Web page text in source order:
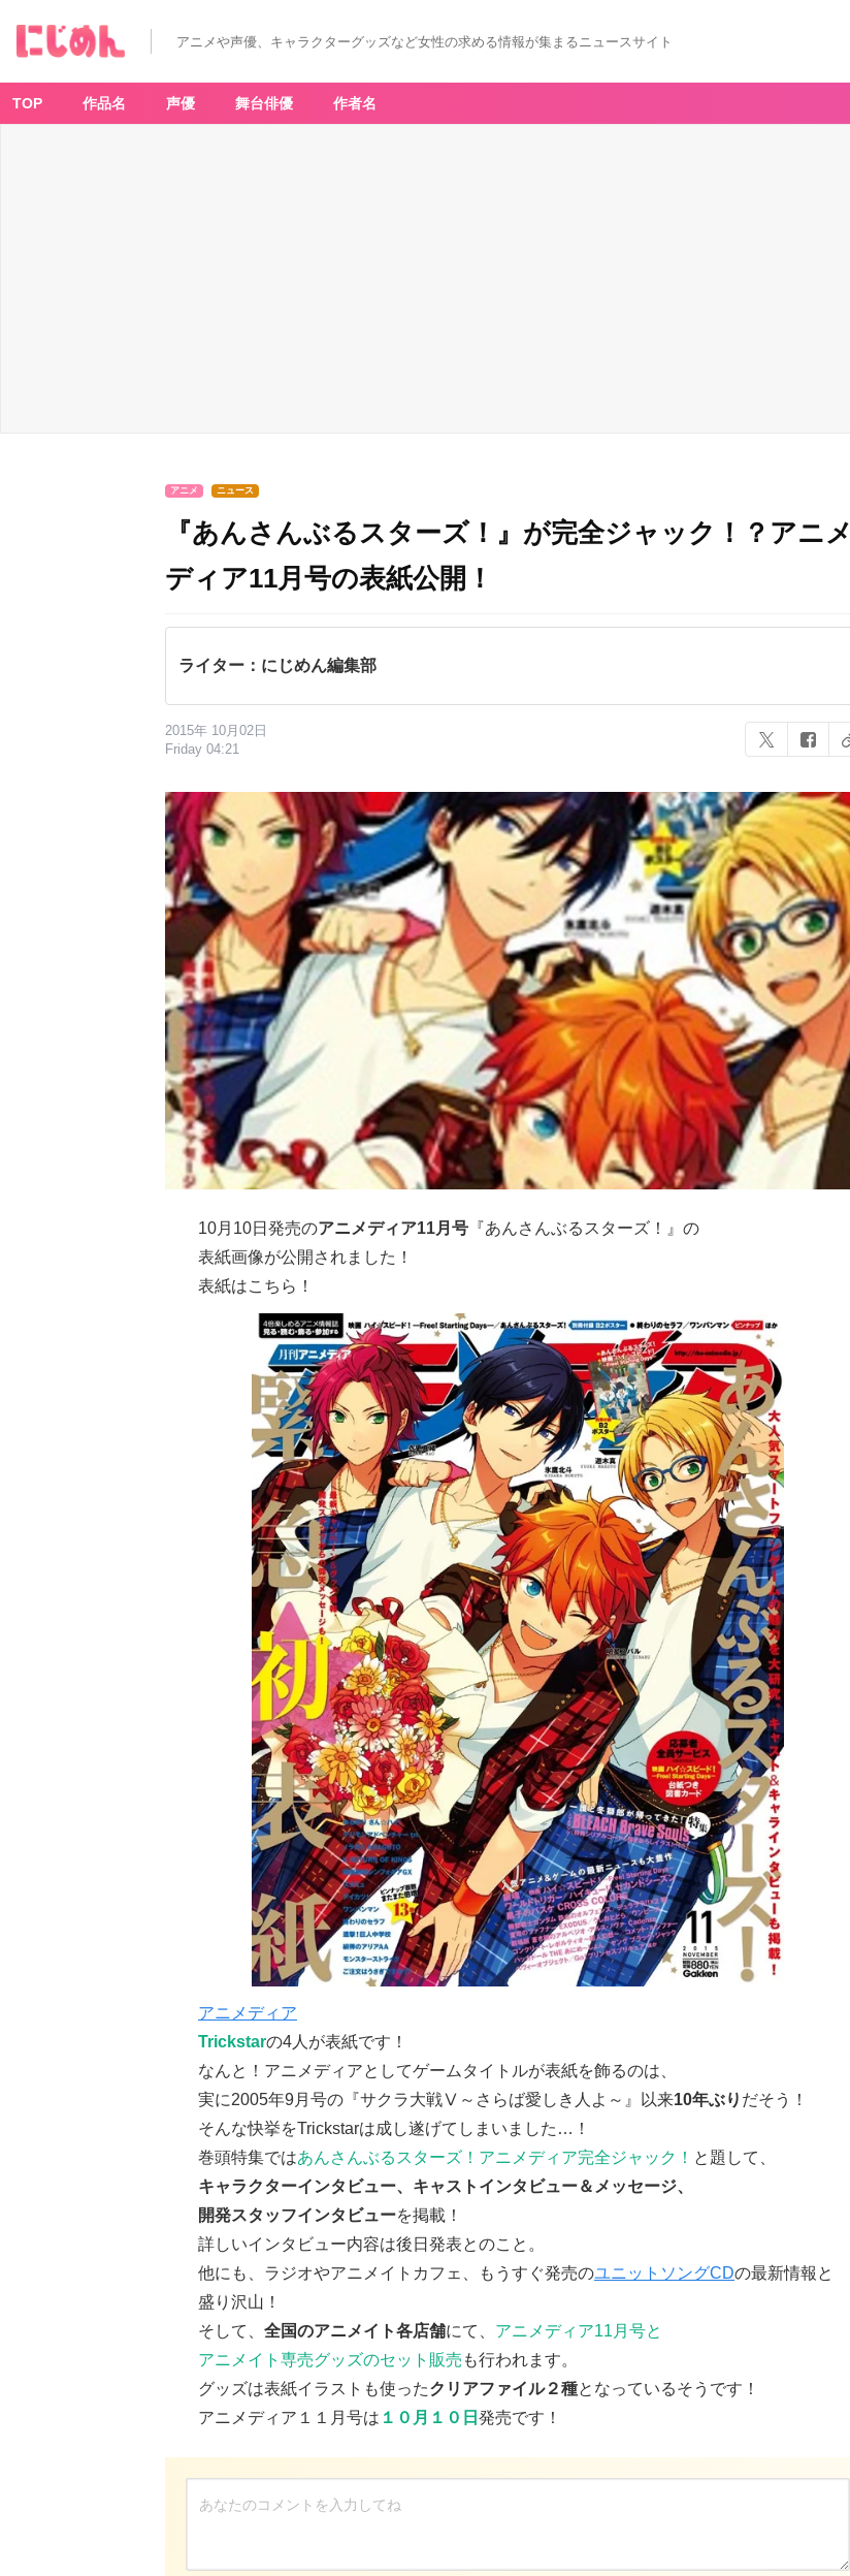
アニメや声優、キャラクターグッズなど女性の求める情報が集まるニュースサイト
TOP 作品名 声優 舞台俳優 作者名
アニメ ニュース
『あんさんぶるスターズ！』が完全ジャック！？アニメ
ディア11月号の表紙公開！
ライター：にじめん編集部
2015年 10月02日
Friday 04:21
10月10日発売のアニメディア11月号 『あんさんぶるスターズ！』の
表紙画像が公開されました！
表紙はこちら！
アニメディア
Trickstarの4人が表紙です！
なんと！アニメディアとしてゲームタイトルが表紙を飾るのは、
実に2005年9月号の『サクラ大戦Ⅴ～さらば愛しき人よ～』以来10年ぶり だそう！
そんな快挙をTrickstarは成し遂げてしまいました…！
巻頭特集ではあんさんぶるスターズ！アニメディア完全ジャック！ と題して、
キャラクターインタビュー、キャストインタビュー＆メッセージ、
開発スタッフインタビューを掲載！
詳しいインタビュー内容は後日発表とのこと。
他にも、ラジオやアニメイトカフェ、もうすぐ発売のユニットソングCDの最新情報と
盛り沢山！
そして、 全国のアニメイト各店舗にて、 アニメディア11月号と
アニメイト専売グッズのセット販売 も行われます。
グッズは表紙イラストも使ったクリアファイル２種となっているそうです！
アニメディア１１月号は １０月１０日 発売です！